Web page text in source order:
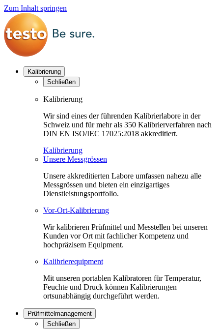
Zum Inhalt springen
Kalibrierung
Schließen
Kalibrierung
Wir sind eines der führenden Kalibrierlabore in der
Schweiz und für mehr als 350 Kalibrierverfahren nach
DIN EN ISO/IEC 17025:2018 akkreditiert.
Kalibrierung
Unsere Messgrössen
Unsere akkreditierten Labore umfassen nahezu alle
Messgrössen und bieten ein einzigartiges
Dienstleistungsportfolio.
Vor-Ort-Kalibrierung
Wir kalibrieren Prüfmittel und Messtellen bei unseren
Kunden vor Ort mit fachlicher Kompetenz und
hochpräzisem Equipment.
Kalibrierequipment
Mit unseren portablen Kalibratoren für Temperatur,
Feuchte und Druck können Kalibrierungen
ortsunabhängig durchgeführt werden.
Prüfmittelmanagement
Schließen